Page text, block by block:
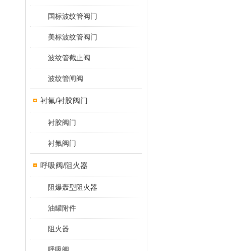
国标波纹管阀门
美标波纹管阀门
波纹管截止阀
波纹管闸阀
衬氟/衬胶阀门
衬胶阀门
衬氟阀门
呼吸阀/阻火器
阻爆轰型阻火器
油罐附件
阻火器